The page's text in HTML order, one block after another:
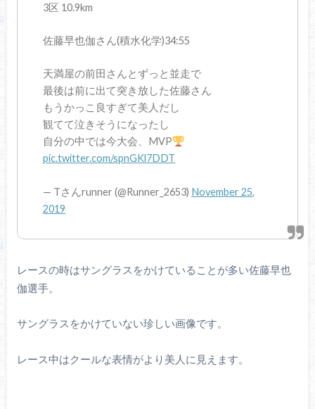
3区 10.9km
佐藤早也伽さん(積水化学)34:55
天満屋の前田さんとずっと並走で
最後は前に出て突き放した佐藤さん
もうかっこ良すぎて美人だし
観てて泣きそうになったし
自分の中では今大会、MVP
pic.twitter.com/spnGKl7DDT
— Tさんrunner (@Runner_2653) November 25,
2019
レースの時はサングラスをかけていることが多い佐藤早也
伽選手。
サングラスをかけていない珍しい画像です。
レース中はクールな表情がより美人に見えます。